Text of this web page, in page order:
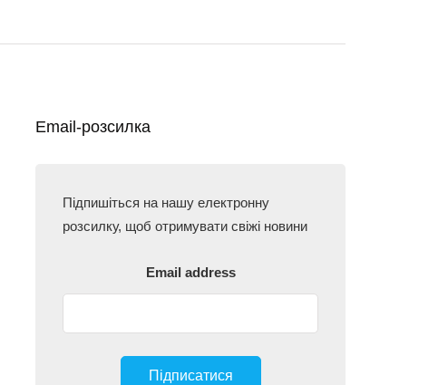
Email-розсилка
Підпишіться на нашу електронну
розсилку, щоб отримувати свіжі новини
Email address